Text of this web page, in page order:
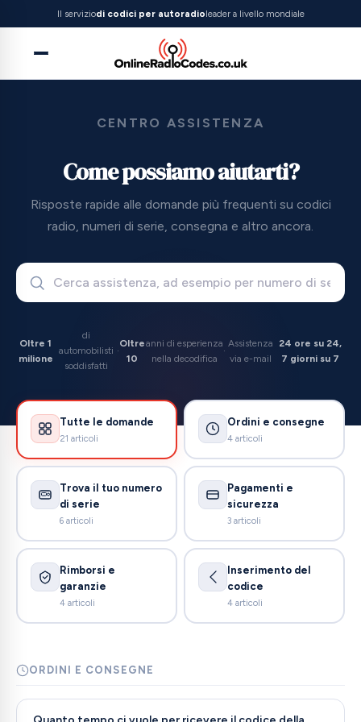
Il serviziodi codici per autoradioleader a livello mondiale
CENTRO ASSISTENZA
Come possiamo aiutarti?
Risposte rapide alle domande più frequenti su codici
radio, numeri di serie, consegna e altro ancora.
Oltre 1
milione
di
automobilisti
soddisfatti
·
Oltre
10
anni di esperienza
nella decodifica
·
Assistenza
via e-mail
24 ore su 24,
7 giorni su 7
Tutte le domande
21 articoli
Ordini e consegne
4 articoli
Trova il tuo numero
di serie
6 articoli
Pagamenti e
sicurezza
3 articoli
Rimborsi e
garanzie
4 articoli
Inserimento del
codice
4 articoli
ORDINI E CONSEGNE